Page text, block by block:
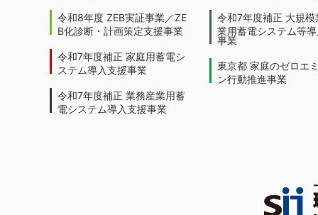
令和8年度 ZEB実証事業／ZE
B化診断・計画策定支援事業
令和7年度補正 家庭用蓄電シ
ステム導入支援事業
令和7年度補正 業務産業用蓄
電システム導入支援事業
令和7年度補正 大規模
業用蓄電システム等
事業
東京都 家庭のゼロエ
ン行動推進事業